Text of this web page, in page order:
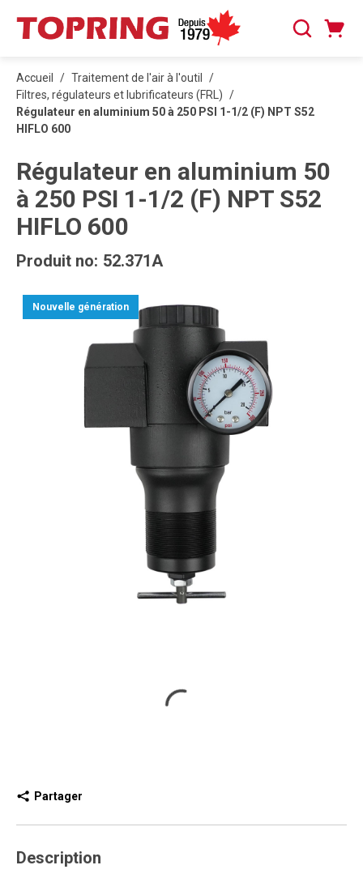
PASSER AU CONTENU PRINCIPAL
Recherche
Accueil / Traitement de l'air à l'outil
/
Filtres, régulateurs et lubrificateurs (FRL) /
Régulateur en aluminium 50 à 250 PSI 1-1/2 (F) NPT S52
HIFLO 600
Régulateur en aluminium 50
à 250 PSI 1-1/2 (F) NPT S52
HIFLO 600
Produit no: 52.371A
Nouvelle génération
Partager
Description